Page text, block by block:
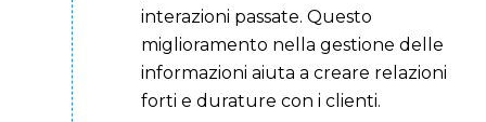
interazioni passate. Questo
miglioramento nella gestione delle
informazioni aiuta a creare relazioni
forti e durature con i clienti.